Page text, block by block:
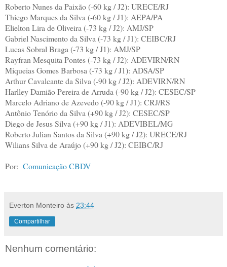
Roberto Nunes da Paixão (-60 kg / J2): URECE/RJ
Thiego Marques da Silva (-60 kg / J1): AEPA/PA
Elielton Lira de Oliveira (-73 kg / J2): AMJ/SP
Gabriel Nascimento da Silva (-73 kg / J1): CEIBC/RJ
Lucas Sobral Braga (-73 kg / J1): AMJ/SP
Rayfran Mesquita Pontes (-73 kg / J2): ADEVIRN/RN
Miqueias Gomes Barbosa (-73 kg / J1): ADSA/SP
Arthur Cavalcante da Silva (-90 kg / J2): ADEVIRN/RN
Harlley Damião Pereira de Arruda (-90 kg / J2): CESEC/SP
Marcelo Adriano de Azevedo (-90 kg / J1): CRJ/RS
Antônio Tenório da Silva (+90 kg / J2): CESEC/SP
Diego de Jesus Silva (+90 kg / J1): ADEVIBEL/MG
Roberto Julian Santos da Silva (+90 kg / J2): URECE/RJ
Wilians Silva de Araújo (+90 kg / J2): CEIBC/RJ
Por: Comunicação CBDV
Everton Monteiro às 23:44
Compartilhar
Nenhum comentário: